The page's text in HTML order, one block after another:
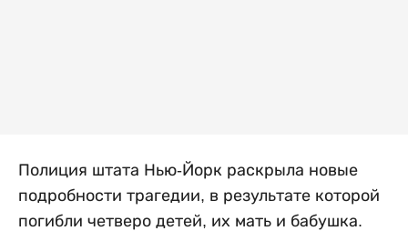
Полиция штата Нью-Йорк раскрыла новые
подробности трагедии, в результате которой
погибли четверо детей, их мать и бабушка.